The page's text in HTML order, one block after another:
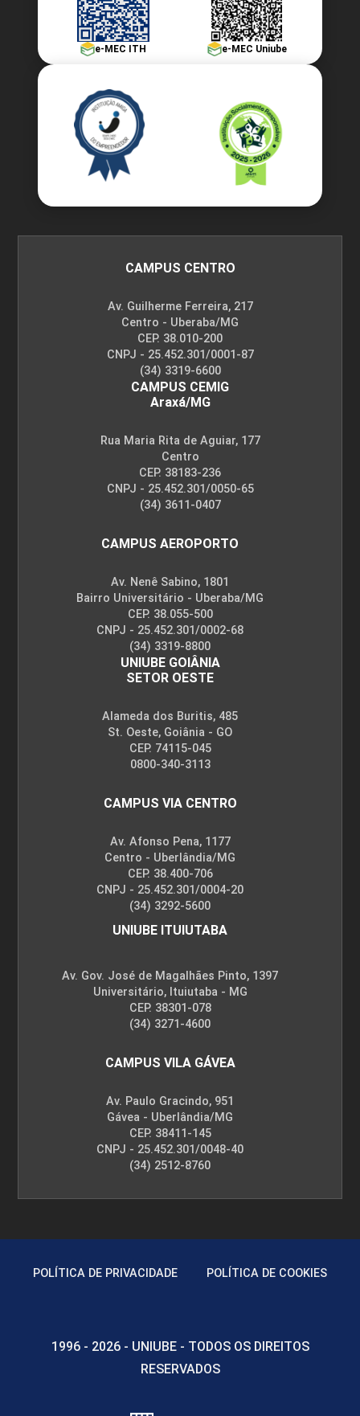
e-MEC ITH e-MEC Uniube
CAMPUS CENTRO
Av. Guilherme Ferreira, 217
Centro - Uberaba/MG
CEP. 38.010-200
CNPJ - 25.452.301/0001-87
(34) 3319-6600
CAMPUS CEMIG
Araxá/MG
Rua Maria Rita de Aguiar, 177
Centro
CEP. 38183-236
CNPJ - 25.452.301/0050-65
(34) 3611-0407
CAMPUS AEROPORTO
Av. Nenê Sabino, 1801
Bairro Universitário - Uberaba/MG
CEP. 38.055-500
CNPJ - 25.452.301/0002-68
(34) 3319-8800
UNIUBE GOIÂNIA
SETOR OESTE
Alameda dos Buritis, 485
St. Oeste, Goiânia - GO
CEP. 74115-045
0800-340-3113
CAMPUS VIA CENTRO
Av. Afonso Pena, 1177
Centro - Uberlândia/MG
CEP. 38.400-706
CNPJ - 25.452.301/0004-20
(34) 3292-5600
UNIUBE ITUIUTABA
Av. Gov. José de Magalhães Pinto, 1397
Universitário, Ituiutaba - MG
CEP. 38301-078
(34) 3271-4600
CAMPUS VILA GÁVEA
Av. Paulo Gracindo, 951
Gávea - Uberlândia/MG
CEP. 38411-145
CNPJ - 25.452.301/0048-40
(34) 2512-8760
POLÍTICA DE PRIVACIDADE POLÍTICA DE COOKIES
1996 - 2026 - UNIUBE - TODOS OS DIREITOS
RESERVADOS